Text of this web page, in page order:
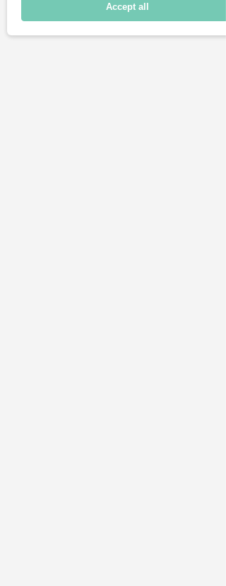
Accept all